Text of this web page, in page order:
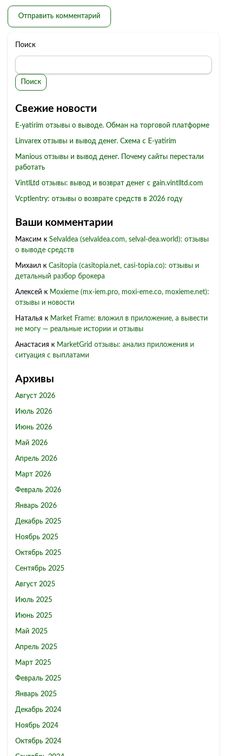
Поиск
Поиск
Свежие новости
E-yatirim отзывы о выводе. Обман на торговой платформе
Linvarex отзывы и вывод денег. Схема с E-yatirim
Manious отзывы и вывод денег. Почему сайты перестали
работать
VintlLtd отзывы: вывод и возврат денег с gain.vintlltd.com
Vcptlentry: отзывы о возврате средств в 2026 году
Ваши комментарии
Максим к Selvaldea (selvaldea.com, selval-dea.world): отзывы
о выводе средств
Михаил к Casitopia (casitopia.net, casi-topia.co): отзывы и
детальный разбор брокера
Алексей к Moxieme (mx-iem.pro, moxi-eme.co, moxieme.net):
отзывы и новости
Наталья к Market Frame: вложил в приложение, а вывести
не могу — реальные истории и отзывы
Анастасия к MarketGrid отзывы: анализ приложения и
ситуация с выплатами
Архивы
Август 2026
Июль 2026
Июнь 2026
Май 2026
Апрель 2026
Март 2026
Февраль 2026
Январь 2026
Декабрь 2025
Ноябрь 2025
Октябрь 2025
Сентябрь 2025
Август 2025
Июль 2025
Июнь 2025
Май 2025
Апрель 2025
Март 2025
Февраль 2025
Январь 2025
Декабрь 2024
Ноябрь 2024
Октябрь 2024